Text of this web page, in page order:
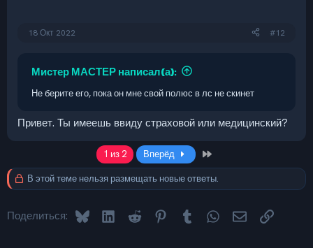
18 Окт 2022 #12
Мистер МАСТЕР написал(а):
Не берите его, пока он мне свой полюс в лс не скинет
Привет. Ты имеешь ввиду страховой или медицинский?
1 из 2 Вперёд
В этой теме нельзя размещать новые ответы.
Поделиться: Bluesky LinkedInReddit PinterestTumblr WhatsApp
Электронная
Ссылка